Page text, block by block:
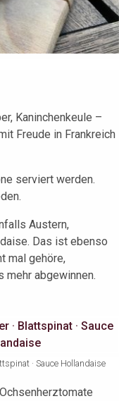
Kaninchenkeule –
Freude in Frankreich
serviert werden.
Austern,
Das ist ebenso
mal gehöre,
mehr abgewinnen.
· Sauce Hollandaise